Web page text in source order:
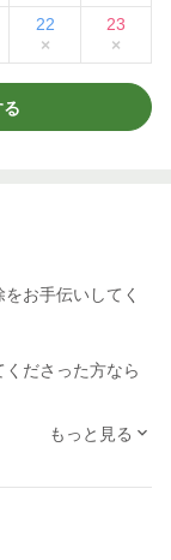
22
×
23
×
お手伝いしてく
ださった方なら
とやってみようか
もっと見る